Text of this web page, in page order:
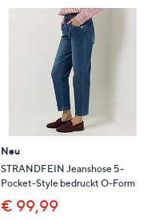
Neu
STRANDFEIN Jeanshose 5-
Pocket-Style bedruckt O-Form
€ 99,99